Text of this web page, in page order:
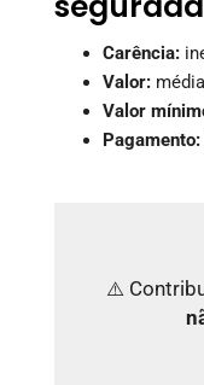
Carência:
Valor:
Valor
Pagamento:
⚠️